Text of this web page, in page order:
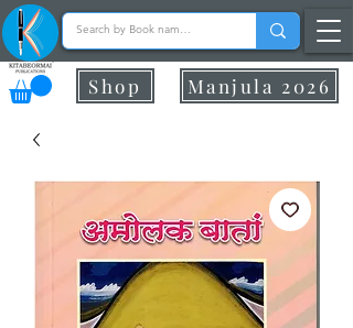
Manjula 2026
Shop